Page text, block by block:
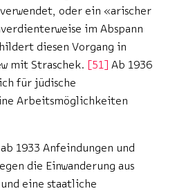
oder ein «arischer
im Abspann
diesen Vorgang in
mit Straschek.
51
Ab 1936
für jüdische
Arbeitsmöglichkeiten
1933 Anfeindungen und
die Einwanderung aus
eine staatliche